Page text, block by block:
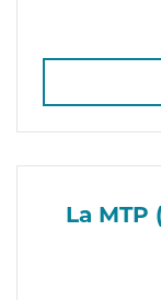
La